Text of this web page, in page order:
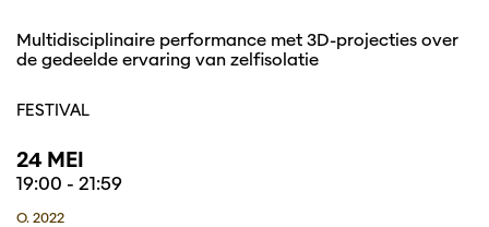
Multidisciplinaire performance met 3D-projecties over
de gedeelde ervaring van zelfisolatie
FESTIVAL
24 MEI
19:00 - 21:59
O. 2022